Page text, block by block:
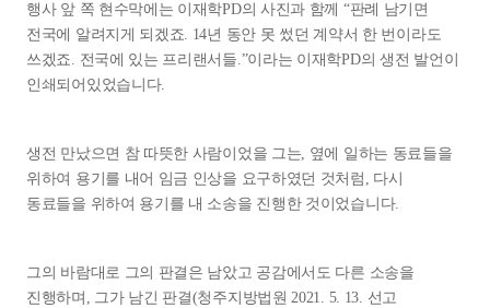
행사 앞 쪽 현수막에는 이재학PD의 사진과 함께 “판례 남기면
전국에 알려지게 되겠죠. 14년 동안 못 썼던 계약서 한 번이라도
쓰겠죠. 전국에 있는 프리랜서들.”이라는 이재학PD의 생전 발언이
인쇄되어있었습니다.
생전 만났으면 참 따뜻한 사람이었을 그는, 옆에 일하는 동료들을
위하여 용기를 내어 임금 인상을 요구하였던 것처럼, 다시
동료들을 위하여 용기를 내 소송을 진행한 것이었습니다.
그의 바람대로 그의 판결은 남았고 공감에서도 다른 소송을
진행하며, 그가 남긴 판결(청주지방법원 2021. 5. 13. 선고